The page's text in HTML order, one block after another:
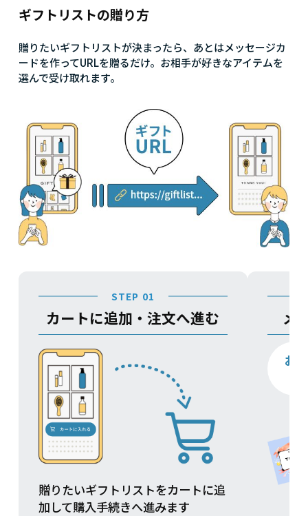
ギフトリストの贈り方
贈りたいギフトリストが決まったら、あとはメッセージカ
ードを作ってURLを贈るだけ。お相手が好きなアイテムを
選んで受け取れます。
STEP 01
カートに追加・注文へ進む
贈りたいギフトリストをカートに追
加して購入手続きへ進みます
メ
お